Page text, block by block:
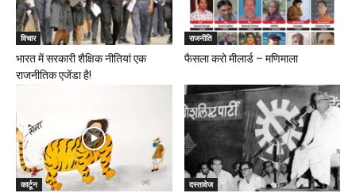
विचार
भारत में सरकारी शैक्षिक नीतियां एक
राजनीतिक एजेंडा है!
राजनीति
फैसला करो मीलार्ड – मणिमाला
कार्टून दस्तावेज